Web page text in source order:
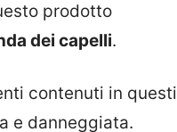
prodotto
dei capelli.
contenuti in questi
e danneggiata.